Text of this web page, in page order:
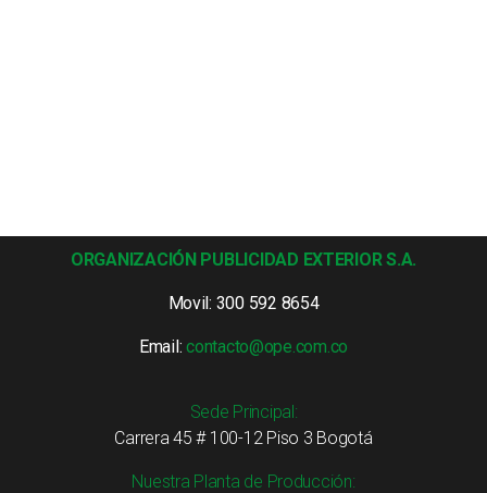
ORGANIZACIÓN PUBLICIDAD EXTERIOR S.A.
Movil: 300 592 8654
Email:contacto@ope.com.co
Sede Principal:
Carrera 45 # 100-12 Piso 3 Bogotá
Nuestra Planta de Producción: